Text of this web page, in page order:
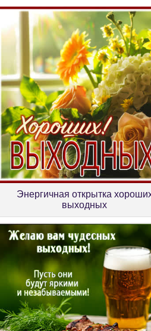
Энергичная открытка
выходных